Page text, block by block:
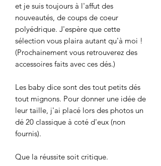
et je suis toujours à l'affut des
nouveautés, de coups de coeur
polyédrique. J'espère que cette
sélection vous plaira autant qu'à moi !
(Prochainement vous retrouverez des
accessoires faits avec ces dés.)
Les baby dice sont des tout petits dés
tout mignons. Pour donner une idée de
leur taille, j'ai placé lors des photos un
dé 20 classique à coté d'eux (non
fournis).
Que la réussite soit critique.